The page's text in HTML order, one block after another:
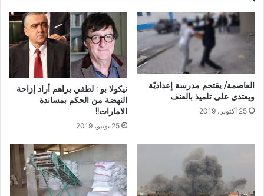
العاصمة/ يقتحم مدرسة إعداديّة
ويعتدي على تلميذ بالعنف
25 أكتوبر، 2019
نيكولا بو : لطفي براهم أراد إزاحة
النهضة من الحكم بمساندة
الامارات!!
25 يونيو، 2019